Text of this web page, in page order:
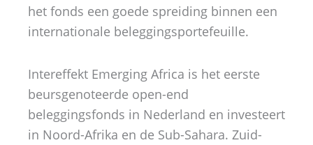
het fonds een goede spreiding binnen een
internationale beleggingsportefeuille.
Intereffekt Emerging Africa is het eerste
beursgenoteerde open-end
beleggingsfonds in Nederland en investeert
in Noord-Afrika en de Sub-Sahara. Zuid-